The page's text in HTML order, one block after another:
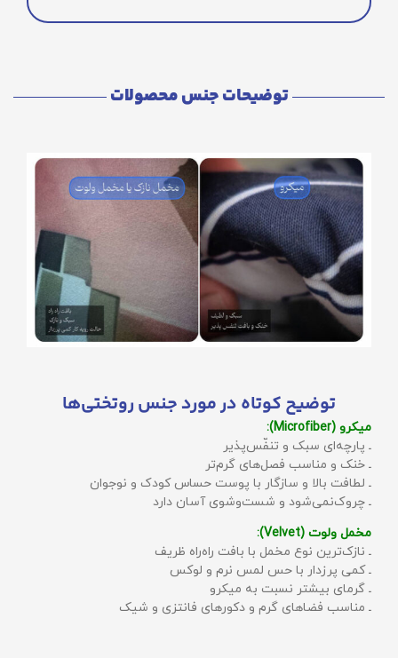
توضیحات جنس محصولات
توضیح کوتاه در مورد جنس روتختی‌ها
میکرو (Microfiber):
ـ پارچه‌ای سبک و تنفّس‌پذیر
ـ خنک و مناسب فصل‌های گرم‌تر
ـ لطافت بالا و سازگار با پوست حساس کودک و نوجوان
ـ چروک‌نمی‌شود و شست‌وشوی آسان دارد
مخمل ولوت (Velvet):
ـ نازک‌ترین نوع مخمل با بافت راه‌راه ظریف
ـ کمی پرزدار با حس لمس نرم و لوکس
ـ گرمای بیشتر نسبت به میکرو
ـ مناسب فضاهای گرم و دکورهای فانتزی و شیک